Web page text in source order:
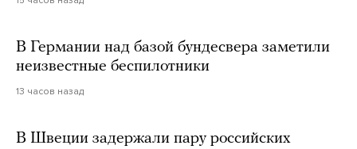
В Германии над базой бундесвера заметили
неизвестные беспилотники
13 часов назад
В Швеции задержали пару российских